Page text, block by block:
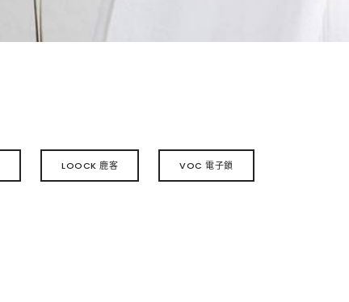
LOOCK 鹿客 VOC 電子鎖